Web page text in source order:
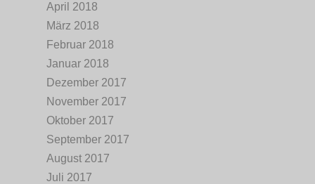
April 2018
März 2018
Februar 2018
Januar 2018
Dezember 2017
November 2017
Oktober 2017
September 2017
August 2017
Juli 2017